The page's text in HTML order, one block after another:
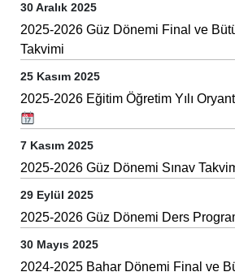
30 Aralık 2025
2025-2026 Güz Dönemi Final ve
Takvimi
25 Kasım 2025
2025-2026 Eğitim Öğretim Yılı
7 Kasım 2025
2025-2026 Güz Dönemi Sınav
29 Eylül 2025
2025-2026 Güz Dönemi Ders
30 Mayıs 2025
2024-2025 Bahar Dönemi Final ve